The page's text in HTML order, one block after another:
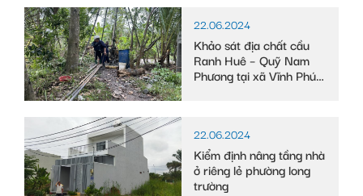
22.06.2024
Khảo sát địa chất cầu
Ranh Huê – Quỹ Nam
Phương tại xã Vĩnh Phú
22.06.2024
Kiểm định nâng tầng nhà
ở riêng lẻ phường long
trường